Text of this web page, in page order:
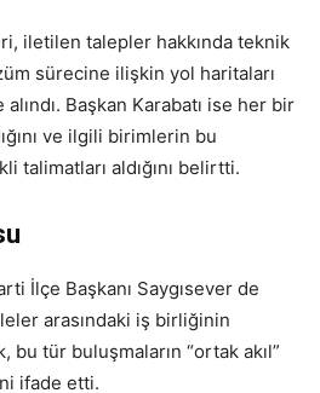
iletilen talepler hakkında teknik
sürecine ilişkin yol haritaları
alındı. Başkan Karabatı ise her bir
ve ilgili birimlerin bu
talimatları aldığını belirtti.
İlçe Başkanı Saygısever de
arasındaki iş birliğinin
tür buluşmaların “ortak akıl”
ifade etti.